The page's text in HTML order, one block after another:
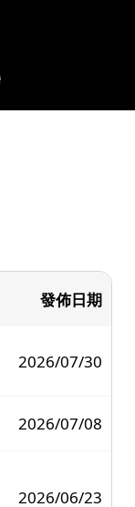
發佈日期
2026/07/30
2026/07/08
2026/06/23